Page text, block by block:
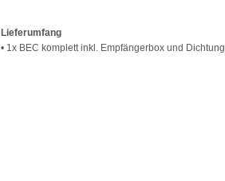
Lieferumfang
• 1x BEC komplett inkl. Empfängerbox und Dichtung